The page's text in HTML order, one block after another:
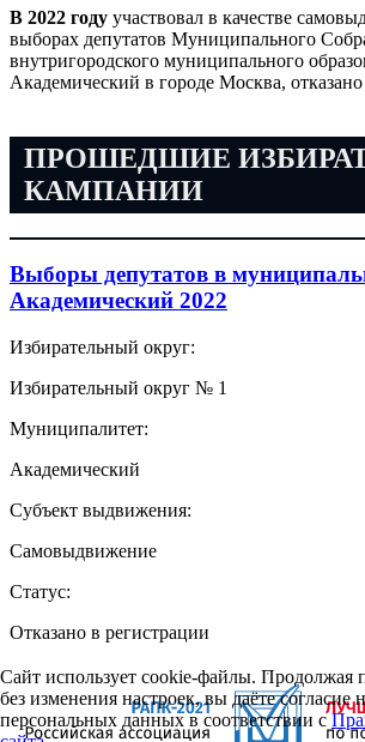
В 2022 году участвовал в качестве
выборах депутатов Муниципального
внутригородского муниципального
Академический в городе Москва,
ПРОШЕДШИЕ
КАМПАНИИ
Выборы депутатов в
Академический 2022
Избирательный округ:
Избирательный округ № 1
Муниципалитет:
Академический
Субъект выдвижения:
Самовыдвижение
Статус:
Отказано в регистрации
Сайт использует cookie-файлы. Продолжая
без изменения настроек, вы даёте согласие
персональных данных в соответствии с